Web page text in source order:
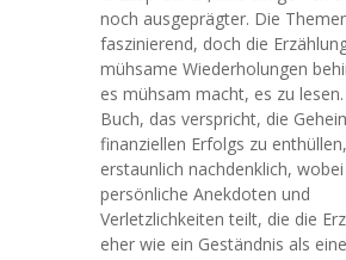
noch ausgeprägter. Die
faszinierend, doch die
mühsame Wiederholungen
es mühsam macht, es zu
Buch, das verspricht, die
finanziellen Erfolgs zu
erstaunlich nachdenklich,
persönliche Anekdoten und
Verletzlichkeiten teilt, die die
eher wie ein Geständnis als